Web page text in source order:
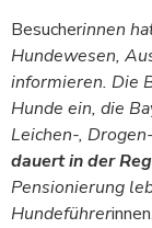
Besucherinnen
Hundewesen,
informieren. Die
Hunde ein, die
Leichen-,
dauert in der
Pensionierung
Hundeführerinnen.